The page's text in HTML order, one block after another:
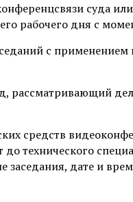
суда
рабочего дня с
с
рассматривающий
средств
технического
заседания, дате и